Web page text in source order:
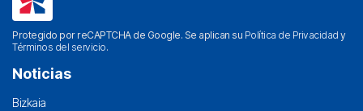
Protegido por reCAPTCHA de Google. Se aplican su Política de Privacidad y
Términos del servicio.
Noticias
Bizkaia